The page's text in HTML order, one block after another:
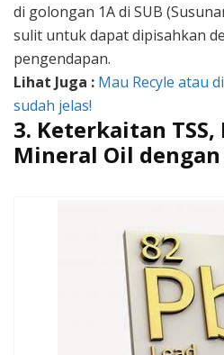
di golongan 1A di SUB
sulit untuk dapat dipisahkan
pengendapan.
Lihat Juga : Mau Recyle atau
sudah jelas!
3. Keterkaitan
Mineral Oil dengan